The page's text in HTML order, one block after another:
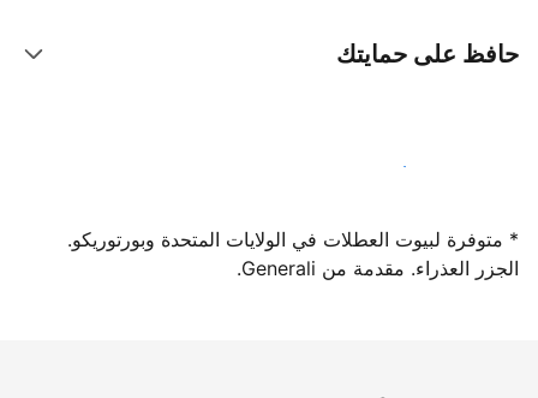
حافظ على حمايتك
سجِّل كمضيف لدينا اليوم
* متوفرة لبيوت العطلات في الولايات المتحدة وبورتوريكو.
الجزر العذراء. مقدمة من Generali.